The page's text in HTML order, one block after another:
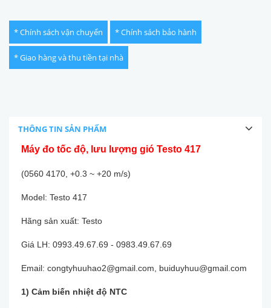
* Chính sách vận chuyển * Chính sách bảo hành
* Giao hàng và thu tiền tại nhà
THÔNG TIN SẢN PHẨM
Máy đo tốc độ, lưu lượng gió Testo 417
(0560 4170, +0.3 ~ +20 m/s)
Model: Testo 417
Hãng sản xuất: Testo
Giá LH: 0993.49.67.69 - 0983.49.67.69
Email: congtyhuuhao2@gmail.com, buiduyhuu@gmail.com
1) Cảm biến nhiệt độ NTC